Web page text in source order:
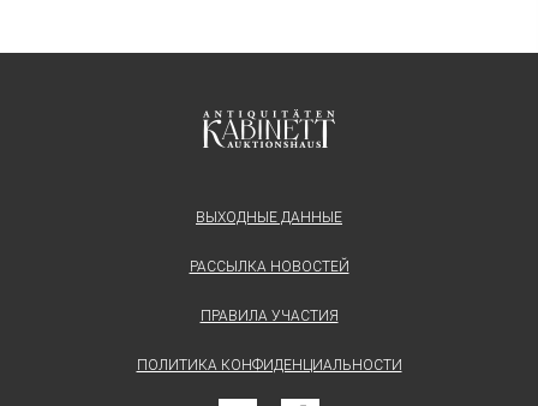
ВЫХОДНЫЕ ДАННЫЕ
РАССЫЛКА НОВОСТЕЙ
ПРАВИЛА УЧАСТИЯ
ПОЛИТИКА КОНФИДЕНЦИАЛЬНОСТИ